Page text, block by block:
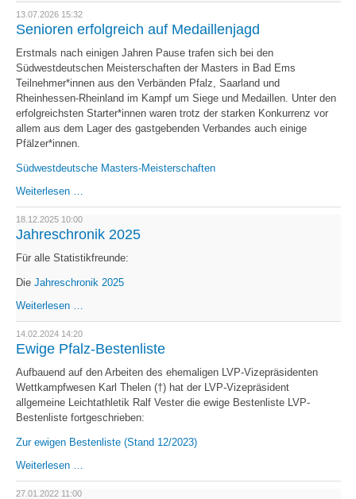
im
Sprint
13.07.2026 15:32
Senioren erfolgreich auf Medaillenjagd
Erstmals nach einigen Jahren Pause trafen sich bei den
Südwestdeutschen Meisterschaften der Masters in Bad Ems
Teilnehmer*innen aus den Verbänden Pfalz, Saarland und
Rheinhessen-Rheinland im Kampf um Siege und Medaillen. Unter den
erfolgreichsten Starter*innen waren trotz der starken Konkurrenz vor
allem aus dem Lager des gastgebenden Verbandes auch einige
Pfälzer*innen.
Südwestdeutsche Masters-Meisterschaften
Weiterlesen …
auf
Medaillenjagd
18.12.2025 10:00
Jahreschronik 2025
Für alle Statistikfreunde:
Die Jahreschronik 2025
Weiterlesen …
14.02.2024 14:20
Ewige Pfalz-Bestenliste
Aufbauend auf den Arbeiten des ehemaligen LVP-Vizepräsidenten
Wettkampfwesen Karl Thelen (†) hat der LVP-Vizepräsident
allgemeine Leichtathletik Ralf Vester die ewige Bestenliste LVP-
Bestenliste fortgeschrieben:
Zur ewigen Bestenliste (Stand 12/2023)
Weiterlesen …
27.01.2022 11:00